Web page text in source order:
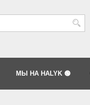
МЫ НА HALYK 🟢